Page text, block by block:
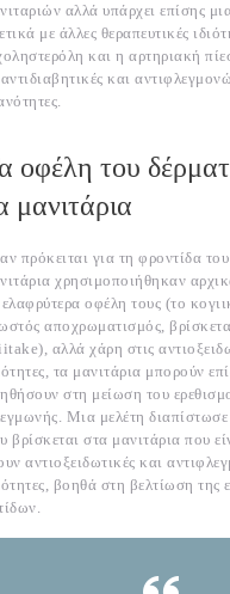
αλλά υπάρχει επίσης
με άλλες θεραπευτικές
και η αρτηριακή
και
οφέλη του
μανιτάρια
πρόκειται για τη φροντίδα
χρησιμοποιήθηκαν
οφέλη τους (το
αποχρωματισμός,
αλλά χάρη στις
τα μανιτάρια μπορούν
στη μείωση του
Μια μελέτη
βρίσκεται στα μανιτάρια που
αντιοξειδωτικές και
βοηθά στη βελτίωση της